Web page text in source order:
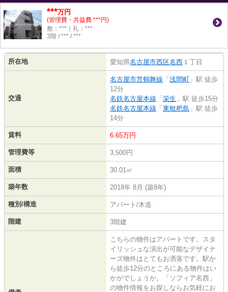
***万円
(管理費・共益費 ***円)
敷：***｜礼：***
3階 / *** / ***
所在地 愛知県名古屋市西区名西 １丁目
交通
名古屋市営鶴舞線 「 浅間町 」駅 徒歩
12分
名鉄名古屋本線 「 栄生 」駅 徒歩15分
名鉄名古屋本線 「 東枇杷島 」駅 徒歩
14分
賃料 6.65万円
管理費等 3,500円
面積 30.01㎡
築年数 2018年 8月 (築8年)
種別/構造 アパート/木造
階建 3階建
こちらの物件はアパートです。スタ
イリッシュな演出が可能なデザイナ
ーズ物件はとてもお洒落です。駅か
ら徒歩12分のところにある物件はい
かがでしょうか。「ソフィア名西」
の物件情報をお探しならお気軽にお